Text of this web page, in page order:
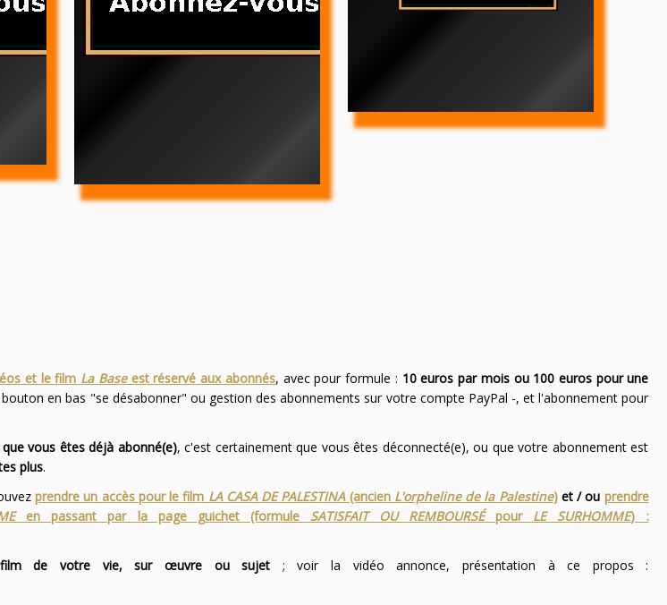
et le film La Baseest réservé aux abonnés, avec pour formule : 10 euros par mois ou 100 euros pour une
en bas "se désabonner" ou gestion des abonnements sur votre compte PayPal -, et l'abonnement pour
vous êtes déjà abonné(e), c'est certainement que vous êtes déconnecté(e), ou que votre abonnement est
plus.
prendre un accès pour le film LA CASA DE PALESTINA(ancien L'orpheline de la Palestine)et / ou prendre
en passant par la page guichet (formule SATISFAIT OU REMBOURSÉpour LE SURHOMME) :
film de votre vie, sur œuvre ou sujet ; voir la vidéo annonce, présentation à ce propos :